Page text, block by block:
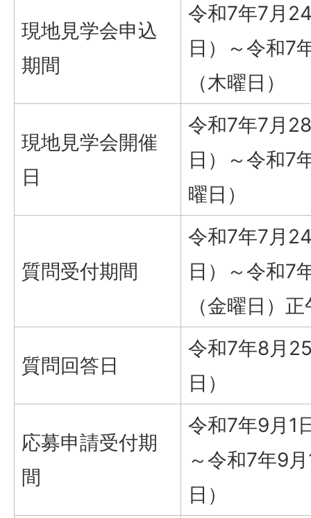
現地見学会申込
期間
令和7年7月
日）～令和7
（木曜日）
現地見学会開催
日
令和7年7月
日）～令和7
曜日）
質問受付期間
令和7年7月
日）～令和7
（金曜日）
質問回答日
令和7年8月
日）
応募申請受付期
間
令和7年9月1
～令和7年9
日）